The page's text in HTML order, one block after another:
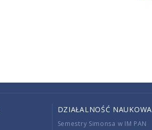
DZIAŁALNOŚĆ NAUKOWA
Semestry Simonsa w IM PAN